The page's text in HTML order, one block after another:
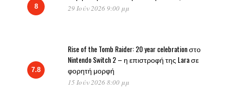
8 29 Ιούν 2026 9:00 μμ
7.8
Rise of the Tomb Raider: 20 year celebration στο
Nintendo Switch 2 – η επιστροφή της Lara σε
φορητή μορφή
15 Ιούν 2026 8:00 μμ